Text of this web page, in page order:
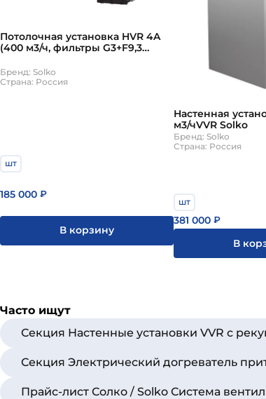
Потолочная установка HVR 4A
(400 м3/ч, фильтры G3+F9,3
13002) Solko
Бренд: Solko
Страна: Россия
шт
185 000 ₽
В корзину
Настенная
м3/чVVR Solko
Бренд: Solko
Страна: Россия
шт
381 000 ₽
В
Часто ищут
Секция Настенные установки VVR с
Секция Электрический догреватель
Прайс-лист Солко / Solko Система